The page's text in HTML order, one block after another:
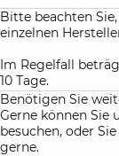
Bitte beachten
einzelnen
Im Regelfall
10 Tage.
Benötigen Sie
Gerne können Sie
besuchen, oder
gerne.